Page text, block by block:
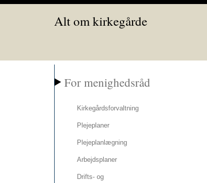
Alt om kirkegårde
For menighedsråd
Kirkegårdsforvaltning
Plejeplaner
Plejeplanlægning
Arbejdsplaner
Drifts- og